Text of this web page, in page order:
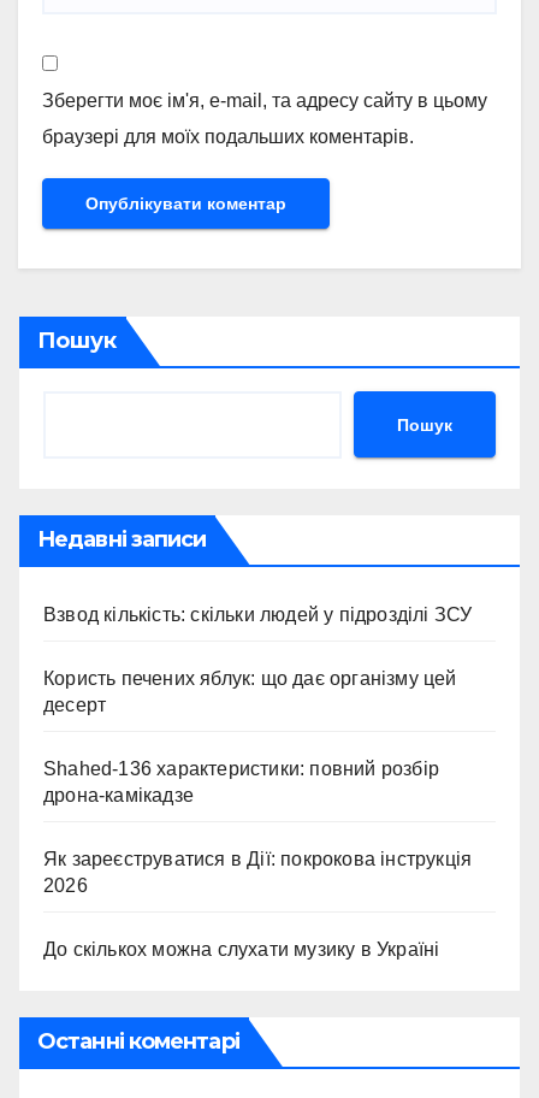
Зберегти моє ім'я, e-mail, та адресу сайту в цьому
браузері для моїх подальших коментарів.
Пошук
Пошук
Недавні записи
Взвод кількість: скільки людей у підрозділі ЗСУ
Користь печених яблук: що дає організму цей
десерт
Shahed-136 характеристики: повний розбір
дрона-камікадзе
Як зареєструватися в Дії: покрокова інструкція
2026
До скількох можна слухати музику в Україні
Останні коментарі